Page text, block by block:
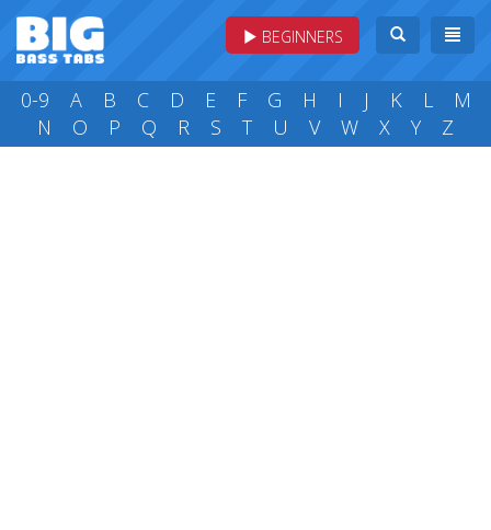
BEGINNERS
0-9 A B C D E F G H I J K L
M
N
O P Q R S T U V W X Y Z